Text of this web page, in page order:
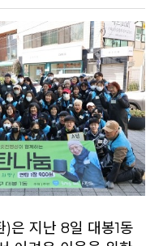
은 지난 8일 대봉1동